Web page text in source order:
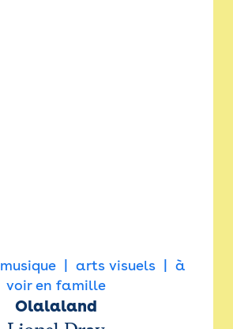
musique arts visuels
à
voir en famille
Olalaland